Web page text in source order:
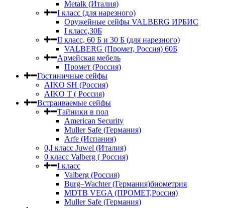
Metalk (Италия)
I класс (для нарезного)
Оружейные сейфы VALBERG ИРБИС
I класс,30Б
II класс, 60 Б и 30 Б (для нарезного)
VALBERG (Промет, Россия) 60Б
Армейская мебель
Промет (Россия)
Гостиничные сейфы
AIKO SH (Россия)
AIKO Т ( Россия)
Встраиваемые сейфы
Тайники в пол
American Security
Muller Safe (Германия)
Arfe (Испания)
0,I класс Juwel (Италия)
0 класс Valberg ( Россия)
I класс
Valberg (Россия)
Burg–Wachter (Германия)биометрия
MDTB VEGA (ПРОМЕТ,Россия)
Muller Safe (Германия)